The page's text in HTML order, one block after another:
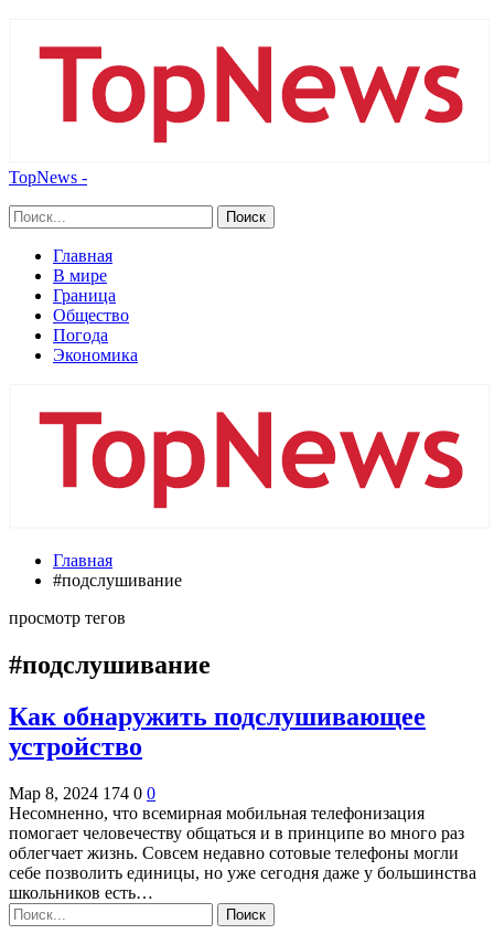
TopNews -
Главная
В мире
Граница
Общество
Погода
Экономика
Главная
#подслушивание
просмотр тегов
#подслушивание
Как обнаружить подслушивающее
устройство
Мар 8, 2024 174 0 0
Несомненно, что всемирная мобильная телефонизация
помогает человечеству общаться и в принципе во много раз
облегчает жизнь. Совсем недавно сотовые телефоны могли
себе позволить единицы, но уже сегодня даже у большинства
школьников есть…